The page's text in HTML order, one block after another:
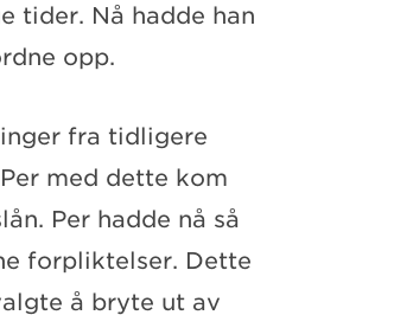
tider. Nå hadde han
opp.
fra tidligere
med dette kom
Per hadde nå så
forpliktelser. Dette
å bryte ut av